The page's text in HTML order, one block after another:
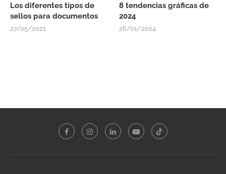
Los diferentes tipos de
sellos para documentos
27/05/2021
8 tendencias gráficas de
2024
26/01/2024